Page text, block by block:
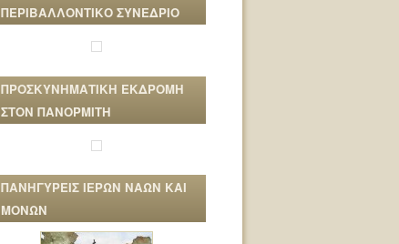
ΠΕΡΙΒΑΛΛΟΝΤΙΚΟ ΣΥΝΕΔΡΙΟ
ΠΡΟΣΚΥΝΗΜΑΤΙΚΗ ΕΚΔΡΟΜΗ
ΣΤΟΝ ΠΑΝΟΡΜΙΤΗ
ΠΑΝΗΓΥΡΕΙΣ ΙΕΡΩΝ ΝΑΩΝ ΚΑΙ
ΜΟΝΩΝ